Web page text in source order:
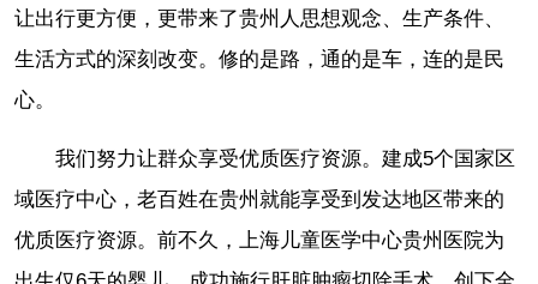
让出行更方便，更带来了贵州人思想观念、生产条件、
生活方式的深刻改变。修的是路，通的是车，连的是民
心。
我们努力让群众享受优质医疗资源。建成5个国家区
域医疗中心，老百姓在贵州就能享受到发达地区带来的
优质医疗资源。前不久，上海儿童医学中心贵州医院为